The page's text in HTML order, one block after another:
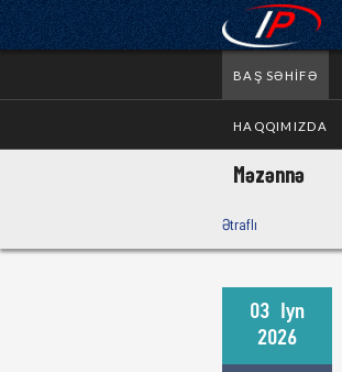
BAŞ SƏHIFƏ
HAQQIMIZDA
Məzənnə
Ətraflı
03 Iyn
2026